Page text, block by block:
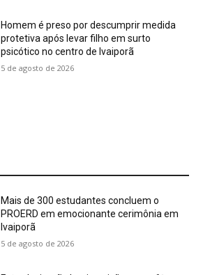
Homem é preso por descumprir medida
protetiva após levar filho em surto
psicótico no centro de Ivaiporã
5 de agosto de 2026
Mais de 300 estudantes concluem o
PROERD em emocionante cerimônia em
Ivaiporã
5 de agosto de 2026